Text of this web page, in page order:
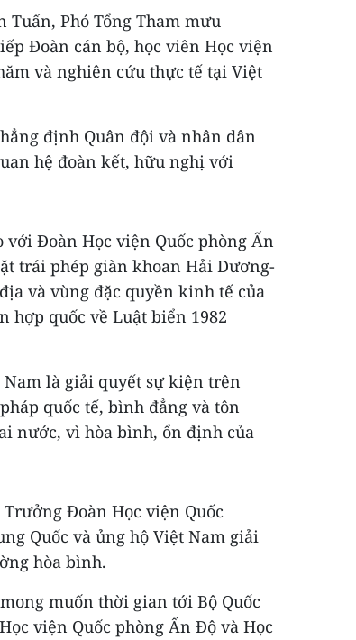
Tuấn, Phó Tổng Tham mưu
Đoàn cán bộ, học viên Học viện
và nghiên cứu thực tế tại Việt
định Quân đội và nhân dân
hệ đoàn kết, hữu nghị với
Đoàn Học viện Quốc phòng Ấn
trái phép giàn khoan Hải Dương-
và vùng đặc quyền kinh tế của
hợp quốc về Luật biển 1982
là giải quyết sự kiện trên
quốc tế, bình đẳng và tôn
nước, vì hòa bình, ổn định của
Đoàn Học viện Quốc
Quốc và ủng hộ Việt Nam giải
hòa bình.
muốn thời gian tới Bộ Quốc
viện Quốc phòng Ấn Độ và Học